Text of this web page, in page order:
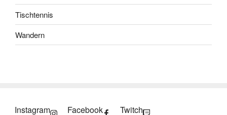
Tischtennis
Wandern
Instagram Facebook Twitch